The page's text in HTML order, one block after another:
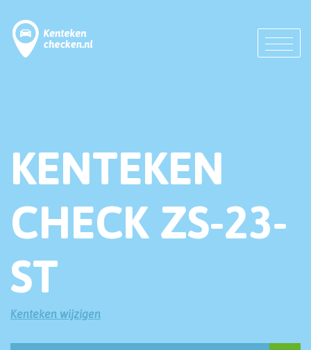
KENTEKEN
CHECK ZS-23-
ST
Kenteken wijzigen